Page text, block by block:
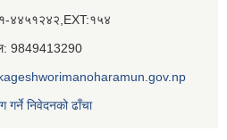
४४५१२४२,EXT:१५४
9849413290
गर्ने निवेदनको ढाँचा